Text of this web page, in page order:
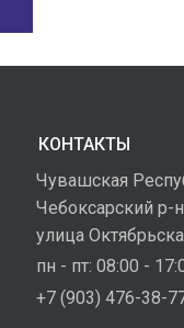
КОНТАКТЫ
Чувашская
Чебоксарский р-
улица
+7 (903) 476-38-
пн - пт: 08:00 -